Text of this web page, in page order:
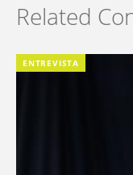
Related
ENTREVISTA